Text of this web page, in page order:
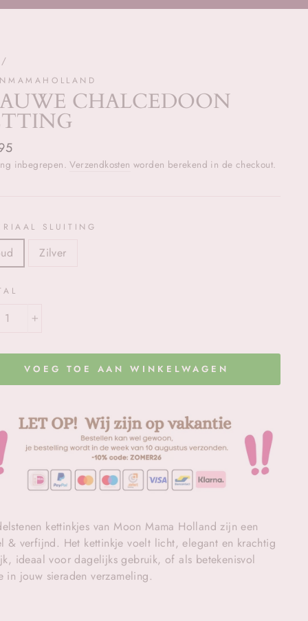
/
CHALCEDOON
inbegrepen.Verzendkosten worden berekend in de checkout.
SLUITING
Zilver
VOEG TOE AAN WINKELWAGEN
kettinkjes van Moon Mama Holland zijn een
& verfijnd. Het kettinkje voelt licht, elegant en krachtig
ideaal voor dagelijks gebruik, of als betekenisvol
in jouw sieraden verzameling.